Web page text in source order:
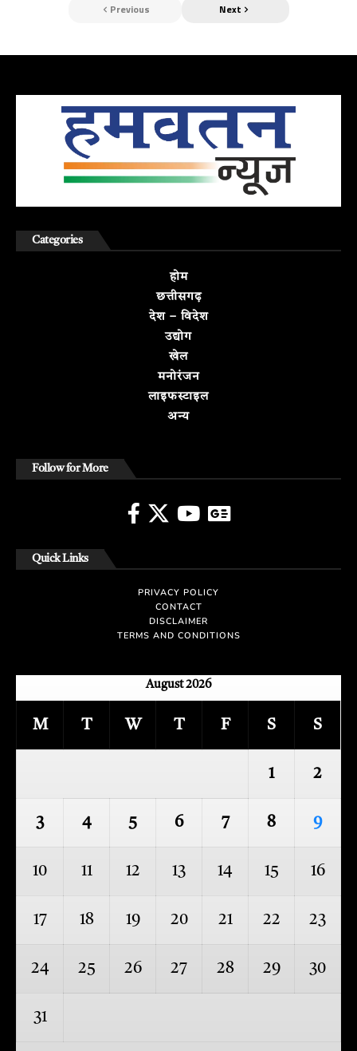
Previous Next
Categories
होम
छत्तीसगढ़
देश – विदेश
उद्योग
खेल
मनोरंजन
लाइफस्टाइल
अन्य
Follow for More
Quick Links
PRIVACY POLICY
CONTACT
DISCLAIMER
TERMS AND CONDITIONS
August 2026
M T W T F S S
1 2
3 4 5 6 7 8 9
10 11 12 13 14 15 16
17 18 19 20 21 22 23
24 25 26 27 28 29 30
31